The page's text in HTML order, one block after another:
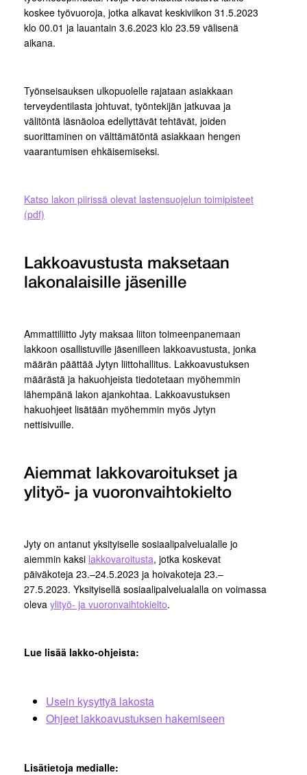
koskee työvuoroja, jotka alkavat keskiviikon 31.5.2023
klo 00.01 ja lauantain 3.6.2023 klo 23.59 välisenä
aikana.
Työnseisauksen ulkopuolelle rajataan asiakkaan
terveydentilasta johtuvat, työntekijän jatkuvaa ja
välitöntä läsnäoloa edellyttävät tehtävät, joiden
suorittaminen on välttämätöntä asiakkaan hengen
vaarantumisen ehkäisemiseksi.
Katso lakon piirissä olevat lastensuojelun toimipisteet
(pdf)
Lakkoavustusta maksetaan
lakonalaisille jäsenille
Ammattiliitto Jyty maksaa liiton toimeenpanemaan
lakkoon osallistuville jäsenilleen lakkoavustusta, jonka
määrän päättää Jytyn liittohallitus. Lakkoavustuksen
määrästä ja hakuohjeista tiedotetaan myöhemmin
lähempänä lakon ajankohtaa. Lakkoavustuksen
hakuohjeet lisätään myöhemmin myös Jytyn
nettisivuille.
Aiemmat lakkovaroitukset ja
ylityö- ja vuoronvaihtokielto
Jyty on antanut yksityiselle sosiaalipalvelualalle jo
aiemmin kaksi lakkovaroitusta, jotka koskevat
päiväkoteja 23.–24.5.2023 ja hoivakoteja 23.–
27.5.2023. Yksityisellä sosiaalipalvelualalla on voimassa
oleva ylityö- ja vuoronvaihtokielto.
Lue lisää lakko-ohjeista:
Usein kysyttyä lakosta
Ohjeet lakkoavustuksen hakemiseen
Lisätietoja medialle: